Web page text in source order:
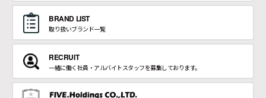
BRAND LIST
取り扱いブランド一覧
RECRUIT
一緒に働く社員・アルバイトスタッフを募集しております。